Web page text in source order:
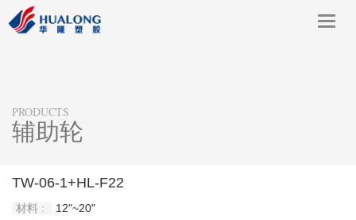
PRODUCTS
辅助轮
TW-06-1+HL-F22
材料 :
12"~20"